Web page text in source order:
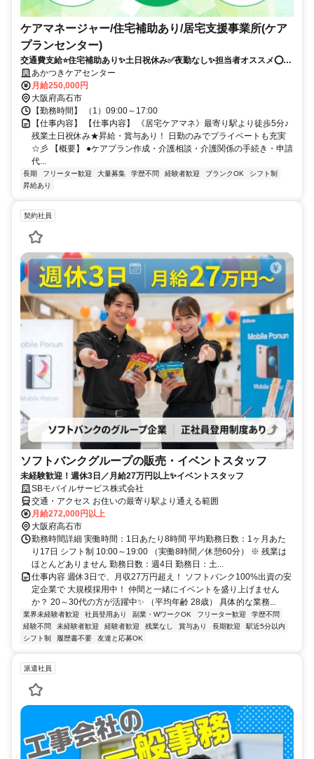
ケアマネージャー/住宅補助あり/居宅支援事業所(ケア
プランセンター)
交通費支給⭐️住宅補助あり✨土日祝休み✅️夜勤なし✨担当者オススメ⭕️経
験者優遇✨車通勤ＯＫ❗️週休2日⭐️駅チカ
あかつきケアセンター
月給250,000円
大阪府高石市
【勤務時間】 （1）09:00～17:00
【仕事内容】 【仕事内容】 《居宅ケアマネ》最寄り駅より徒歩5分♪
残業土日祝休み★昇給・賞与あり！ 日勤のみでプライベートも充実
☆彡 【概要】 ●ケアプラン作成・介護相談・介護関係の手続き・申請
代...
長期 フリーター歓迎 大量募集 学歴不問 経験者歓迎 ブランクOK
シフト制
昇給あり
契約社員
ソフトバンクグループの販売・イベントスタッフ
未経験歓迎！週休3日／月給27万円以上✨イベントスタッフ
SBモバイルサービス株式会社
交通・アクセス お住いの最寄り駅より通える範囲
月給272,000円以上
大阪府高石市
勤務時間詳細 実働時間：1日あたり8時間 平均勤務日数：1ヶ月あた
り17日 シフト制 10:00～19:00 （実働8時間／休憩60分） ※ 残業は
ほとんどありません 勤務日数：週4日 勤務日：土...
仕事内容 週休3日で、月収27万円超え！ ソフトバンク100%出資の安
定企業で 大規模採用中！ 仲間と一緒にイベントを盛り上げません
か？ 20～30代の方が活躍中✨ （平均年齢 28歳） 具体的な業務...
業界未経験者歓迎 社員登用あり 副業・WワークOK フリーター歓迎
学歴不問
経験不問
未経験者歓迎 経験者歓迎 残業なし 賞与あり 長期歓迎
駅近5分以内
シフト制
履歴書不要 友達と応募OK
派遣社員